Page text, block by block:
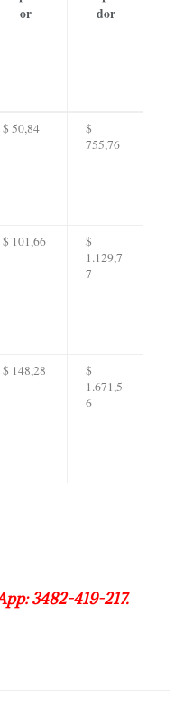
or
dor
$ 50,84
$
755,76
$ 101,66
$
1.129,7
7
$ 148,28
$
1.671,5
6
3482-419-217.